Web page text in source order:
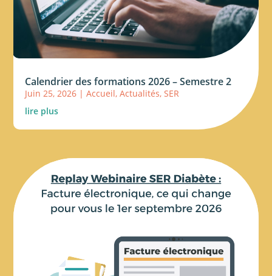
Calendrier des formations 2026 – Semestre 2
Juin 25, 2026 |Accueil,Actualités,SER
lire plus